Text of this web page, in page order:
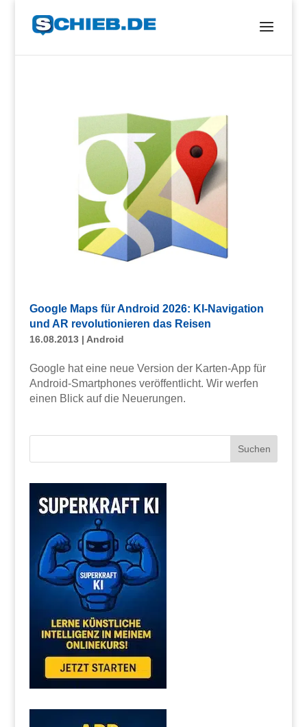
Google Maps für Android 2026: KI-Navigation
und AR revolutionieren das Reisen
16.08.2013| Android
Google hat eine neue Version der Karten-App für
Android-Smartphones veröffentlicht. Wir werfen
einen Blick auf die Neuerungen.